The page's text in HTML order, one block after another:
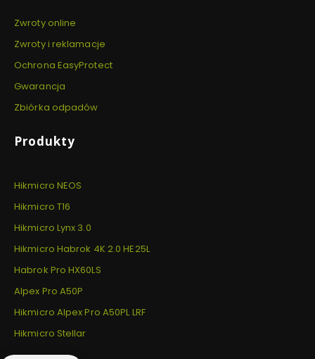
Zwroty online
Zwroty i reklamacje
Ochrona EasyProtect
Gwarancja
Zbiórka odpadów
Produkty
Hikmicro NEOS
Hikmicro T16
Hikmicro Lynx 3.0
Hikmicro Habrok 4K 2.0 HE25L
Habrok Pro HX60LS
Alpex Pro A50P
Hikmicro Alpex Pro A50PL LRF
Hikmicro Stellar